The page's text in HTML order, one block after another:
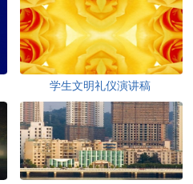
学生文明礼仪演讲稿